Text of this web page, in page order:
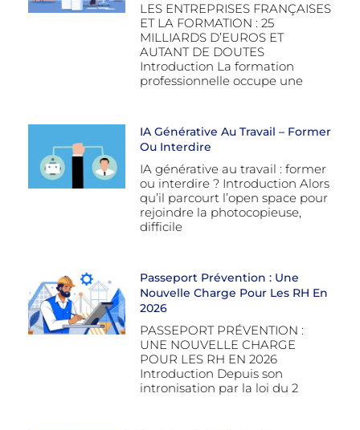
LES ENTREPRISES FRANÇAISES
ET LA FORMATION : 25
MILLIARDS D’EUROS ET
AUTANT DE DOUTES
Introduction La formation
professionnelle occupe une
IA Générative Au Travail – Former
Ou Interdire
IA générative au travail : former
ou interdire ? Introduction Alors
qu’il parcourt l’open space pour
rejoindre la photocopieuse,
difficile
Passeport Prévention : Une
Nouvelle Charge Pour Les RH En
2026
PASSEPORT PRÉVENTION :
UNE NOUVELLE CHARGE
POUR LES RH EN 2026
Introduction Depuis son
intronisation par la loi du 2